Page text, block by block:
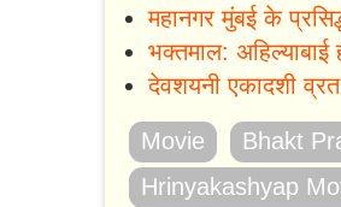
महानगर मुंबई के
भक्तमाल: अहिल्याबाई
देवशयनी एकादशी
Movie Bhakt
Hrinyakashyap